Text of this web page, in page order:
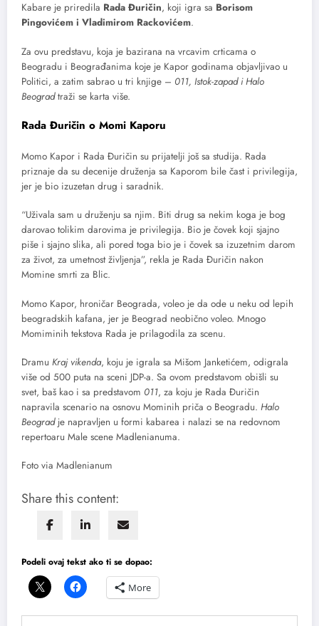
Kabare je priredila Rada Đuričin, koji igra sa Borisom
Pingovićem i Vladimirom Rackovićem.
Za ovu predstavu, koja je bazirana na vrcavim crticama o
Beogradu i Beograđanima koje je Kapor godinama objavljivao u
Politici, a zatim sabrao u tri knjige – 011, Istok-zapad i Halo
Beogradtraži se karta više.
Rada Đuričin o Momi Kaporu
Momo Kapor i Rada Đuričin su prijatelji još sa studija. Rada
priznaje da su decenije druženja sa Kaporom bile čast i privilegija,
jer je bio izuzetan drug i saradnik.
“Uživala sam u druženju sa njim. Biti drug sa nekim koga je bog
darovao tolikim darovima je privilegija. Bio je čovek koji sjajno
piše i sjajno slika, ali pored toga bio je i čovek sa izuzetnim darom
za život, za umetnost življenja”, rekla je Rada Đuričin nakon
Momine smrti za Blic.
Momo Kapor, hroničar Beograda, voleo je da ode u neku od lepih
beogradskih kafana, jer je Beograd neobično voleo. Mnogo
Momiminih tekstova Rada je prilagodila za scenu.
Dramu Kraj vikenda, koju je igrala sa Mišom Janketićem, odigrala
više od 500 puta na sceni JDP-a. Sa ovom predstavom obišli su
svet, baš kao i sa predstavom 011, za koju je Rada Đuričin
napravila scenario na osnovu Mominih priča o Beogradu. Halo
Beogradje napravljen u formi kabarea i nalazi se na redovnom
repertoaru Male scene Madlenianuma.
Foto via Madlenianum
Share this content:
Podeli ovaj tekst ako ti se dopao:
More